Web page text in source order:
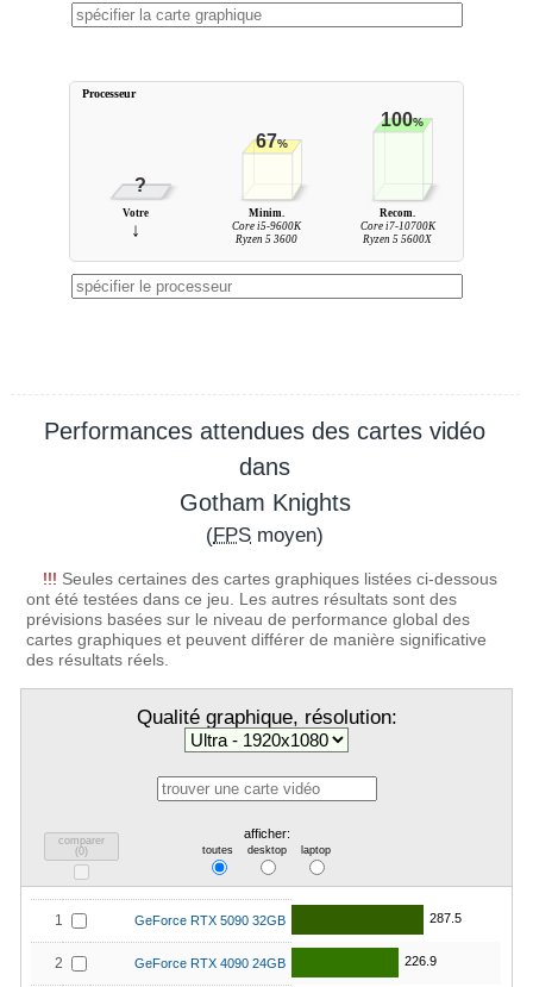
?
67%
100%
Votre
↓
Minim.
Core i5-9600K
Ryzen 5 3600
Recom.
Core i7-10700K
Ryzen 5 5600X
Processeur
Performances attendues des cartes vidéo
dans
Gotham Knights
(FPS moyen)
!!! Seules certaines des cartes graphiques listées ci-dessous
ont été testées dans ce jeu. Les autres résultats sont des
prévisions basées sur le niveau de performance global des
cartes graphiques et peuvent différer de manière significative
des résultats réels.
Qualité graphique, résolution:
comparer
(0)
afficher:
toutes desktop laptop
1 GeForce RTX 5090 32GB 287.5
2 GeForce RTX 4090 24GB 226.9